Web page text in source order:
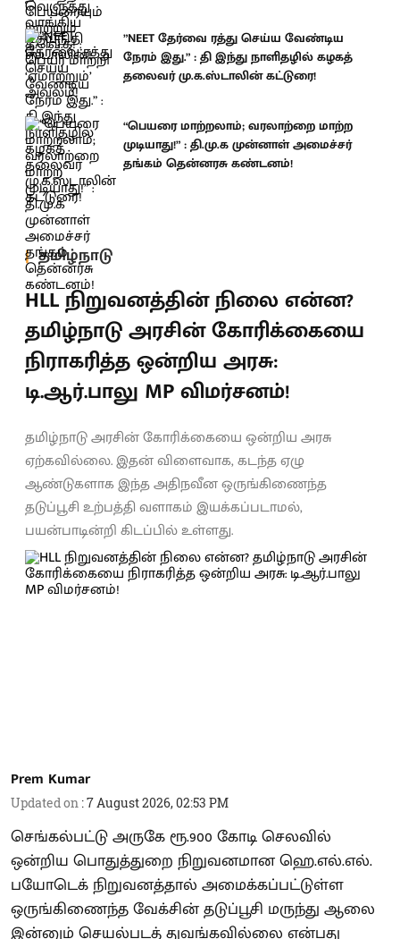
”NEET தேர்வை ரத்து செய்ய வேண்டிய
நேரம் இது.” : தி இந்து நாளிதழில் கழகத்
தலைவர் மு.க.ஸ்டாலின் கட்டுரை!
“பெயரை மாற்றலாம்; வரலாற்றை மாற்ற
முடியாது!” : தி.மு.க முன்னாள் அமைச்சர்
தங்கம் தென்னரசு கண்டனம்!
தமிழ்நாடு
HLL நிறுவனத்தின் நிலை என்ன?
தமிழ்நாடு அரசின் கோரிக்கையை
நிராகரித்த ஒன்றிய அரசு:
டி.ஆர்.பாலு MP விமர்சனம்!
தமிழ்நாடு அரசின் கோரிக்கையை ஒன்றிய அரசு
ஏற்கவில்லை. இதன் விளைவாக, கடந்த ஏழு
ஆண்டுகளாக இந்த அதிநவீன ஒருங்கிணைந்த
தடுப்பூசி உற்பத்தி வளாகம் இயக்கப்படாமல்,
பயன்பாடின்றி கிடப்பில் உள்ளது.
Prem Kumar
Updated on :7 August 2026, 02:53 PM
செங்கல்பட்டு அருகே ரூ.900 கோடி செலவில்
ஒன்றிய பொதுத்துறை நிறுவனமான ஹெ.எல்.எல்.
பயோடெக் நிறுவனத்தால் அமைக்கப்பட்டுள்ள
ஒருங்கிணைந்த வேக்சின் தடுப்பூசி மருந்து ஆலை
இன்னும் செயல்படத் துவங்கவில்லை என்பது